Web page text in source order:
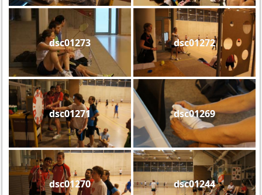
dsc01273 dsc01272
dsc01271 dsc01269
dsc01270 dsc01244